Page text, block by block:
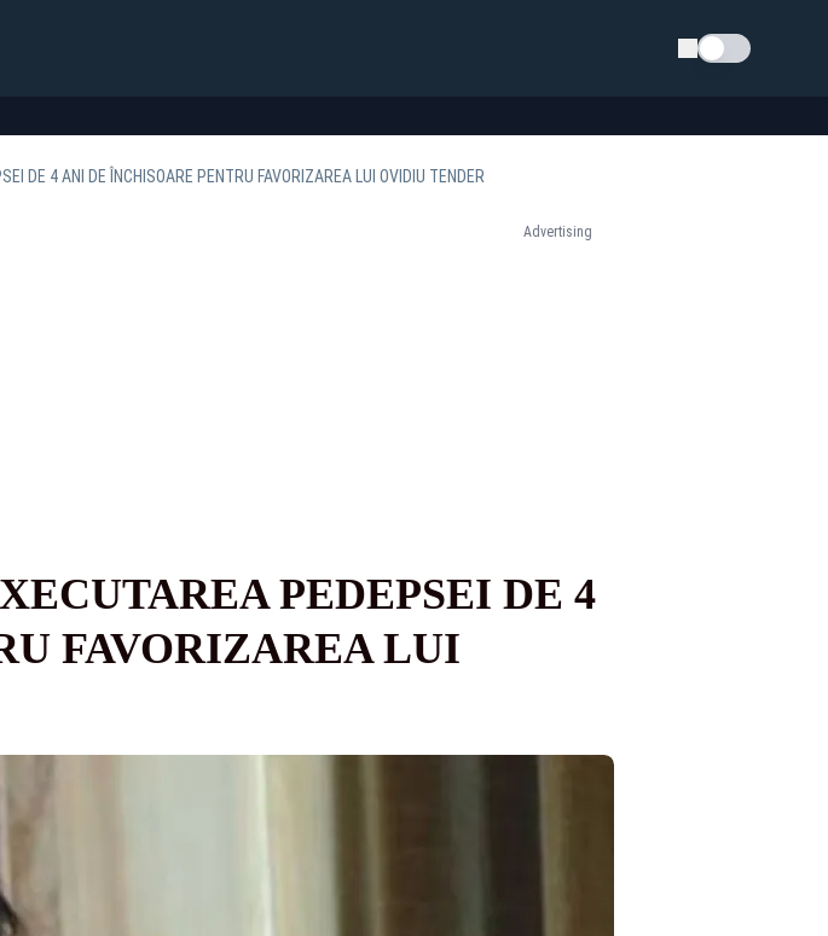
Schimba tema
DE 4 ANI DE ÎNCHISOARE PENTRU FAVORIZAREA LUI OVIDIU TENDER
Advertising
PEDEPSEI DE 4
FAVORIZAREA LUI